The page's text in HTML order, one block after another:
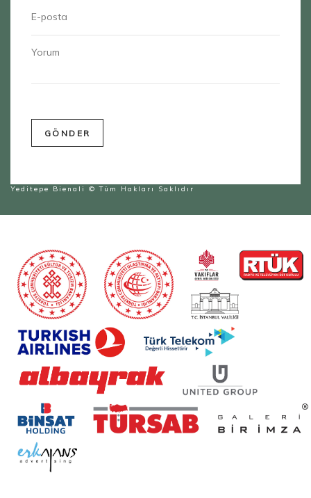
Yeditepe Bienali © Tüm Hakları Saklıdır